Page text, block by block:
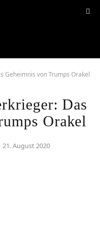
Geheimnis von Trumps Orakel
Das
Orakel
21. August 2020